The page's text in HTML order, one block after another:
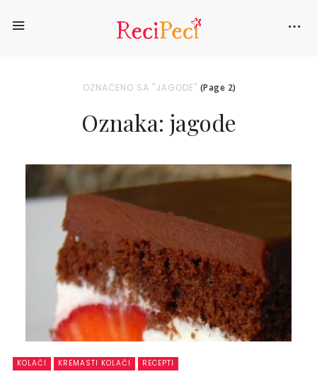
OZNAČENO SA "JAGODE" (Page 2)
Oznaka: jagode
KOLAČI KREMASTI KOLAČI RECEPTI